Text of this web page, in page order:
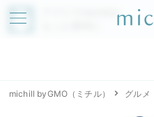
アプリでmichillが
michill byGMO（ミチル） グルメ